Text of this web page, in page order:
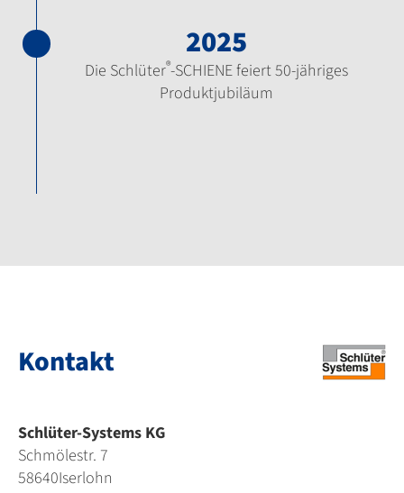
2025
Die Schlüter®-SCHIENE feiert 50-jähriges
Produktjubiläum
Kontakt
Schlüter-Systems KG
Schmölestr. 7
58640Iserlohn